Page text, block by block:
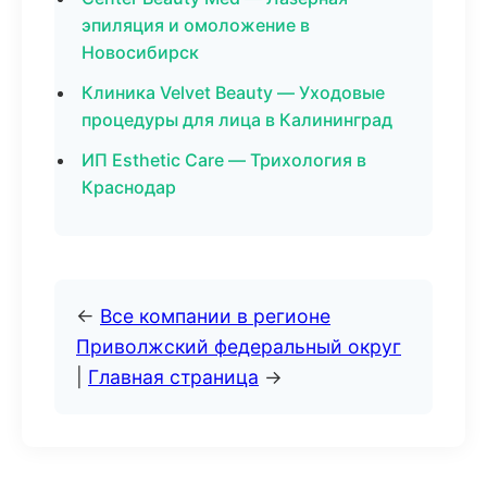
эпиляция и омоложение в
Новосибирск
Клиника Velvet Beauty — Уходовые
процедуры для лица в Калининград
ИП Esthetic Care — Трихология в
Краснодар
← Все компании в регионе
Приволжский федеральный округ
Главная страница →